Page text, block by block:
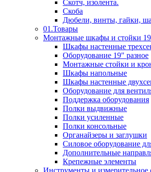
Скотч, изолента.
Скоба
Дюбели, винты, гайки,
01.Товары
Монтажные шкафы и стойки
Шкафы настенные
Оборудование 19" разное
Монтажные стойки и
Шкафы напольные
Шкафы настенные
Оборудование для
Поддержка оборудования
Полки выдвижные
Полки усиленные
Полки консольные
Органайзеры и заглушки
Силовое оборудование
Дополнительные
Крепежные элементы
Инструменты и измерительное